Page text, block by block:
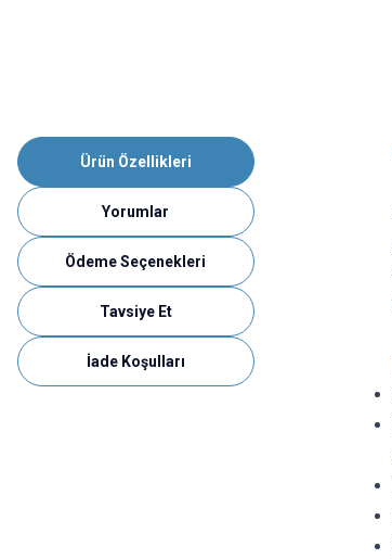
Ürün Özellikleri
Yorumlar
Ödeme Seçenekleri
Tavsiye Et
İade Koşulları